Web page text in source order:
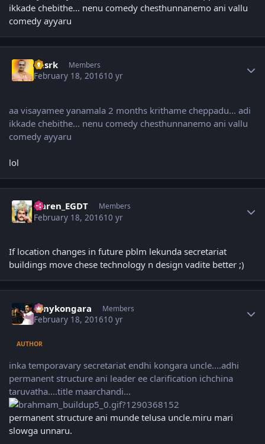
ikkade chebithe... nenu comedy chesthunnanemo ani vallu
comedy ayyaru
chsrk Members
February 18, 201610 yr
aa visayamee yanamala 2 months krithame cheppadu... adi
ikkade chebithe... nenu comedy chesthunnanemo ani vallu
comedy ayyaru
lol
Naren_EGDT Members
February 18, 201610 yr
If location changes in future pblm lekunda secretariat
buildings move chese technology n design vadite better ;)
sonykongara Members
February 18, 201610 yr
AUTHOR
inka temporavary secretariat endhi kongara uncle....adhi
permanent structure ani leader ee clarification ichchina
taruvatha....title maarchandi...
permanent structure ani munde telusa uncle.miru mari
slowga unnaru.